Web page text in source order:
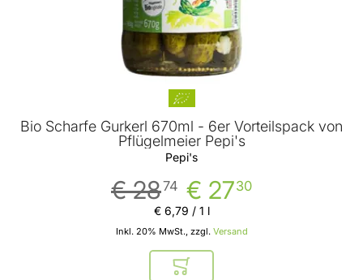
Bio Scharfe Gurkerl 670ml - 6er Vorteilspack von
Pflügelmeier Pepi's
Pepi's
€ 2730
€ 2874
Inkl. 20% MwSt., zzgl. Versand
€ 6,79 / 1 l
In den Warenkorb